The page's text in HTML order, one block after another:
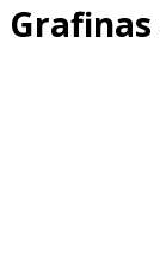
Grafinas